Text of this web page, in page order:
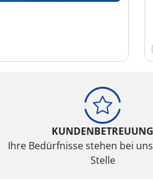
KUNDENBETREUUNG
Ihre Bedürfnisse stehen bei
Stelle